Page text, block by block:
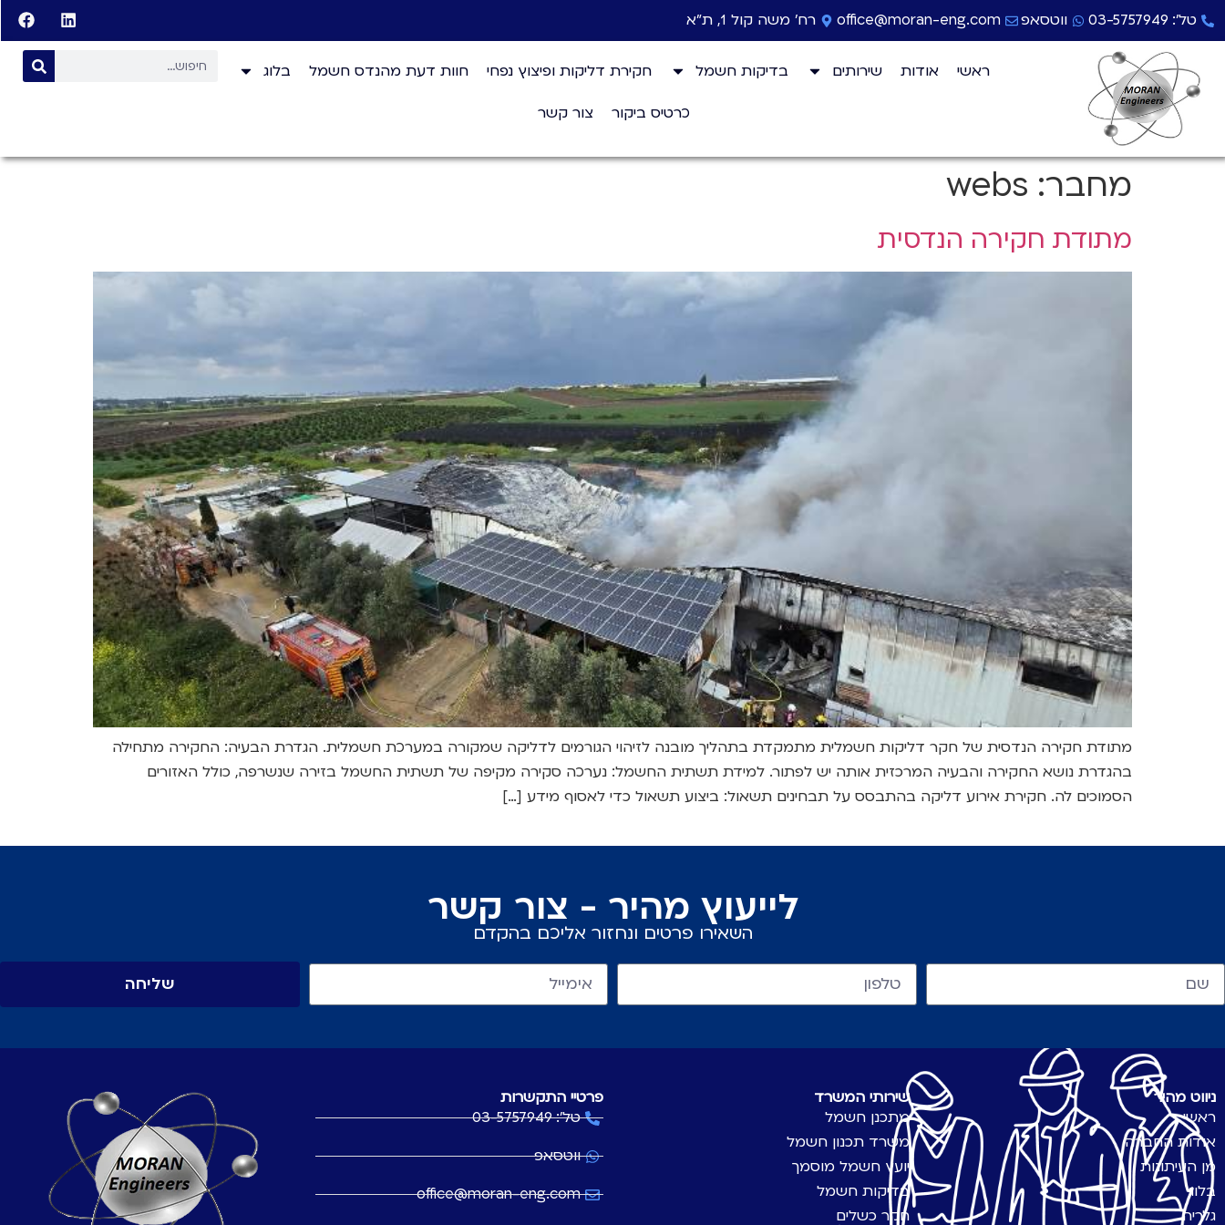
טל': 03-5757949 ווטסאפ office@moran-eng.com רח' משה קול 1, ת"א
ראשי אודות שירותים בדיקות חשמל חקירת דליקות ופיצוץ נפחי חוות דעת מהנדס חשמל בלוג
כרטיס ביקור צור קשר
מחבר: webs
מתודת חקירה הנדסית
מתודת חקירה הנדסית של חקר דליקות חשמלית מתמקדת בתהליך מובנה לזיהוי הגורמים לדליקה שמקורה במערכת חשמלית. הגדרת הבעיה: החקירה מתחילה
בהגדרת נושא החקירה והבעיה המרכזית אותה יש לפתור. למידת תשתית החשמל: נערכה סקירה מקיפה של תשתית החשמל בזירה שנשרפה, כולל האזורים
הסמוכים לה. חקירת אירוע דליקה בהתבסס על תבחינים תשאול: ביצוע תשאול כדי לאסוף מידע […]
לייעוץ מהיר - צור קשר
השאירו פרטים ונחזור אליכם בהקדם
שליחה
ניווט מהיר
ראשי
אודות החברה
מן העיתונות
בלוג
גלריה
שירותי המשרד
מתכנן חשמל
משרד תכנון חשמל
יועץ חשמל מוסמך
בדיקות חשמל
חקר כשלים
פרטיי התקשרות
טל': 03-5757949
ווטסאפ
office@moran-eng.com